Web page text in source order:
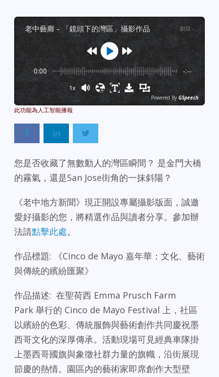
老中藝廊 – 「鏡頭下的灣區」攝影作品 剧目 :-
0:00 -:--
1x
Powered By GSpeech
您是否收藏了無數動人的灣區瞬間？ 是金門大橋
的霧氣，還是San Jose街角的一抹斜陽？
《老中地方新聞》現正開設專屬攝影版面，誠邀
愛好攝影的您，將精選作品與讀者分享。參加辦
法請點擊此處。
作品標題: 《Cinco de Mayo 嘉年華：文化、藝術
與傳統的繽紛匯聚》
作品描述: 在聖荷西 Emma Prusch Farm
Park 舉行的 Cinco de Mayo Festival 上，社區
以繽紛的色彩、傳統服飾與藝術創作共同慶祝墨
西哥文化的深厚傳承。活動現場可見經典車隊掛
上墨西哥國旗與象徵社群力量的旗幟，沿街展現
節慶的熱情。園區內的藝術家即席創作大型壁